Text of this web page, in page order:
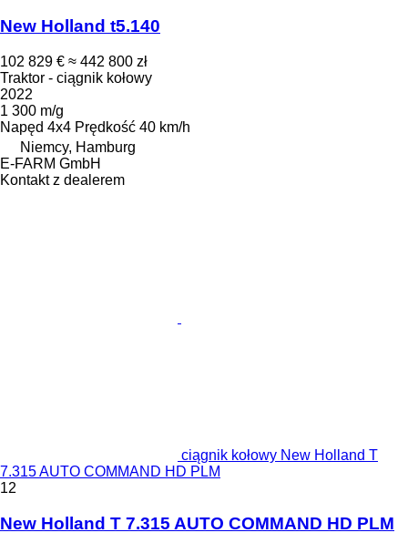
New Holland t5.140
102 829 € ≈ 442 800 zł
Traktor - ciągnik kołowy
2022
1 300 m/g
Napęd 4x4 Prędkość 40 km/h
Niemcy, Hamburg
E-FARM GmbH
Kontakt z dealerem
ciągnik kołowy New Holland T
7.315 AUTO COMMAND HD PLM
12
New Holland T 7.315 AUTO COMMAND HD PLM